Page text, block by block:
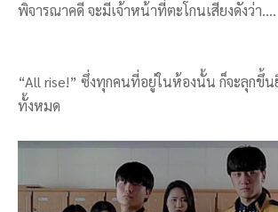
พิจารณาคดี จะมีเจ้าหน้าที่ตะโกนเสียงดังว่า….
“All rise!” ซึ่งทุกคนที่อยู่ในห้องนั้น ก็จะลุกขึ้
ทั้งหมด